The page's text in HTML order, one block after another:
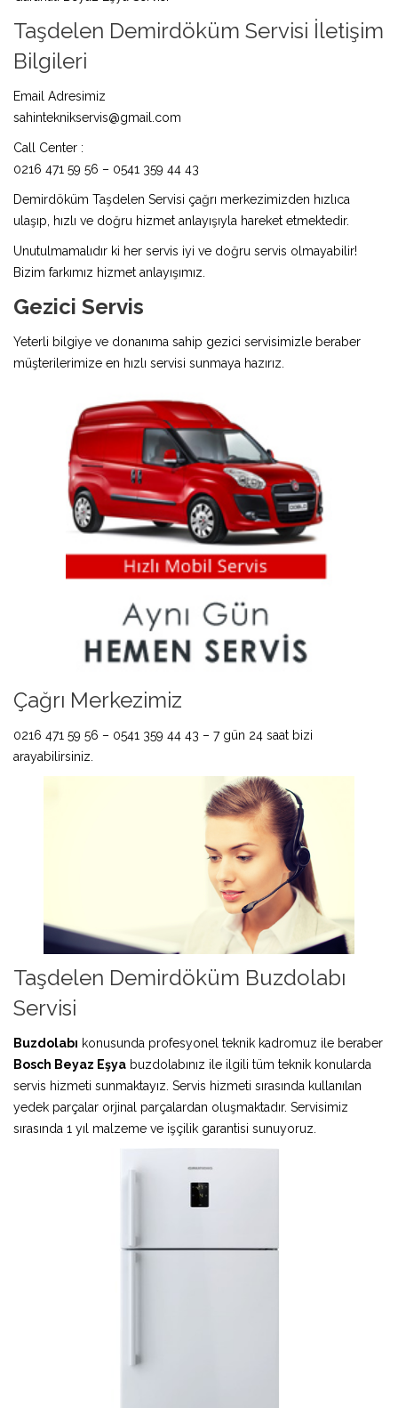
Taşdelen Demirdöküm Servisi İletişim
Bilgileri
Email Adresimiz
sahinteknikservis@gmail.com
Call Center :
0216 471 59 56 – 0541 359 44 43
Demirdöküm Taşdelen Servisi çağrı merkezimizden hızlıca
ulaşıp, hızlı ve doğru hizmet anlayışıyla hareket etmektedir.
Unutulmamalıdır ki her servis iyi ve doğru servis olmayabilir!
Bizim farkımız hizmet anlayışımız.
Gezici Servis
Yeterli bilgiye ve donanıma sahip gezici servisimizle beraber
müşterilerimize en hızlı servisi sunmaya hazırız.
Çağrı Merkezimiz
0216 471 59 56 – 0541 359 44 43 – 7 gün 24 saat bizi
arayabilirsiniz.
Taşdelen Demirdöküm Buzdolabı
Servisi
Buzdolabı konusunda profesyonel teknik kadromuz ile beraber
Bosch Beyaz Eşya buzdolabınız ile ilgili tüm teknik konularda
servis hizmeti sunmaktayız. Servis hizmeti sırasında kullanılan
yedek parçalar orjinal parçalardan oluşmaktadır. Servisimiz
sırasında 1 yıl malzeme ve işçilik garantisi sunuyoruz.